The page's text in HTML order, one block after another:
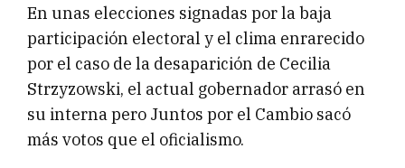
En unas elecciones signadas por la baja
participación electoral y el clima enrarecido
por el caso de la desaparición de Cecilia
Strzyzowski, el actual gobernador arrasó en
su interna pero Juntos por el Cambio sacó
más votos que el oficialismo.